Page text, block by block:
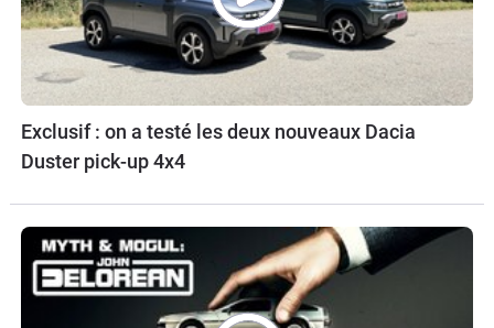
Exclusif : on a testé les deux nouveaux Dacia
Duster pick-up 4x4